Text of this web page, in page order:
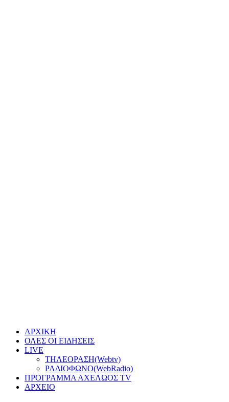
ΑΡΧΙΚΗ
ΟΛΕΣ ΟΙ ΕΙΔΗΣΕΙΣ
LIVE
ΤΗΛΕΟΡΑΣΗ(Webtv)
ΡΑΔΙΟΦΩΝΟ(WebRadio)
ΠΡΟΓΡΑΜΜΑ ΑΧΕΛΩΟΣ TV
ΑΡΧΕΙΟ